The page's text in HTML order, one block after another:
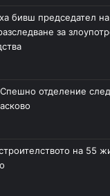
бивш председател
за
отделение
на 55